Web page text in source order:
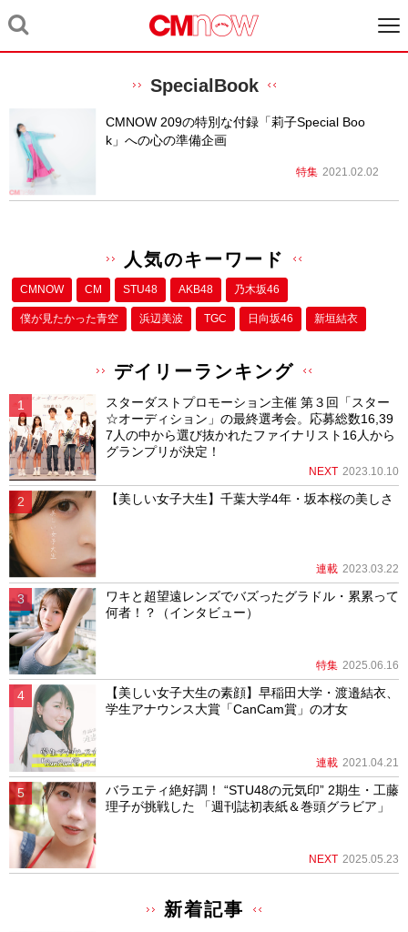
SpecialBook
CMNOW 209の特別な付録「莉子Special Boo
k」への心の準備企画
特集 2021.02.02
人気のキーワード
CMNOW CM STU48 AKB48 乃木坂46
僕が⾒たかった⻘空 浜辺美波 TGC 日向坂46 新垣結衣
デイリーランキング
スターダストプロモーション主催 第３回「スター
☆オーディション」の最終選考会。応募総数16,39
7人の中から選び抜かれたファイナリスト16人から
グランプリが決定！
NEXT 2023.10.10
【美しい女子大生】千葉大学4年・坂本桜の美しさ
連載 2023.03.22
ワキと超望遠レンズでバズったグラドル・累累って
何者！？（インタビュー）
特集 2025.06.16
【美しい女子大生の素顔】早稲田大学・渡邉結衣、
学生アナウンス大賞「CanCam賞」の才女
連載 2021.04.21
バラエティ絶好調！ “STU48の元気印” 2期生・工藤
理子が挑戦した 「週刊誌初表紙＆巻頭グラビア」
NEXT 2025.05.23
新着記事